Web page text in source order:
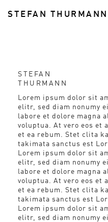
STEFAN THURMANN
FOOD
STEFAN
THURMANN
Lorem ipsum dolor sit
elitr, sed diam nonumy
labore et dolore magna
voluptua. At vero eos et
et ea rebum. Stet clita
takimata sanctus est
Lorem ipsum dolor sit
elitr, sed diam nonumy
labore et dolore magna
voluptua. At vero eos et
et ea rebum. Stet clita
takimata sanctus est
Lorem ipsum dolor sit
elitr, sed diam nonumy